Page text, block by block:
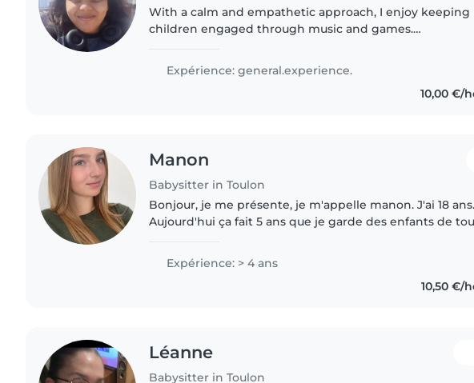
With a calm and empathetic approach, I enjoy keeping
children engaged through music and games.
with homework. Reliable and responsible,..
Expérience: general.experience.
10,00 €/
Manon
Babysitter in Toulon
Bonjour, je me présente, je m'appelle manon. J'ai 18 ans.
Aujourd'hui ça fait 5 ans que je garde des enfants de
Expérience: > 4 ans
10,50 €/
Léanne
Babysitter in Toulon